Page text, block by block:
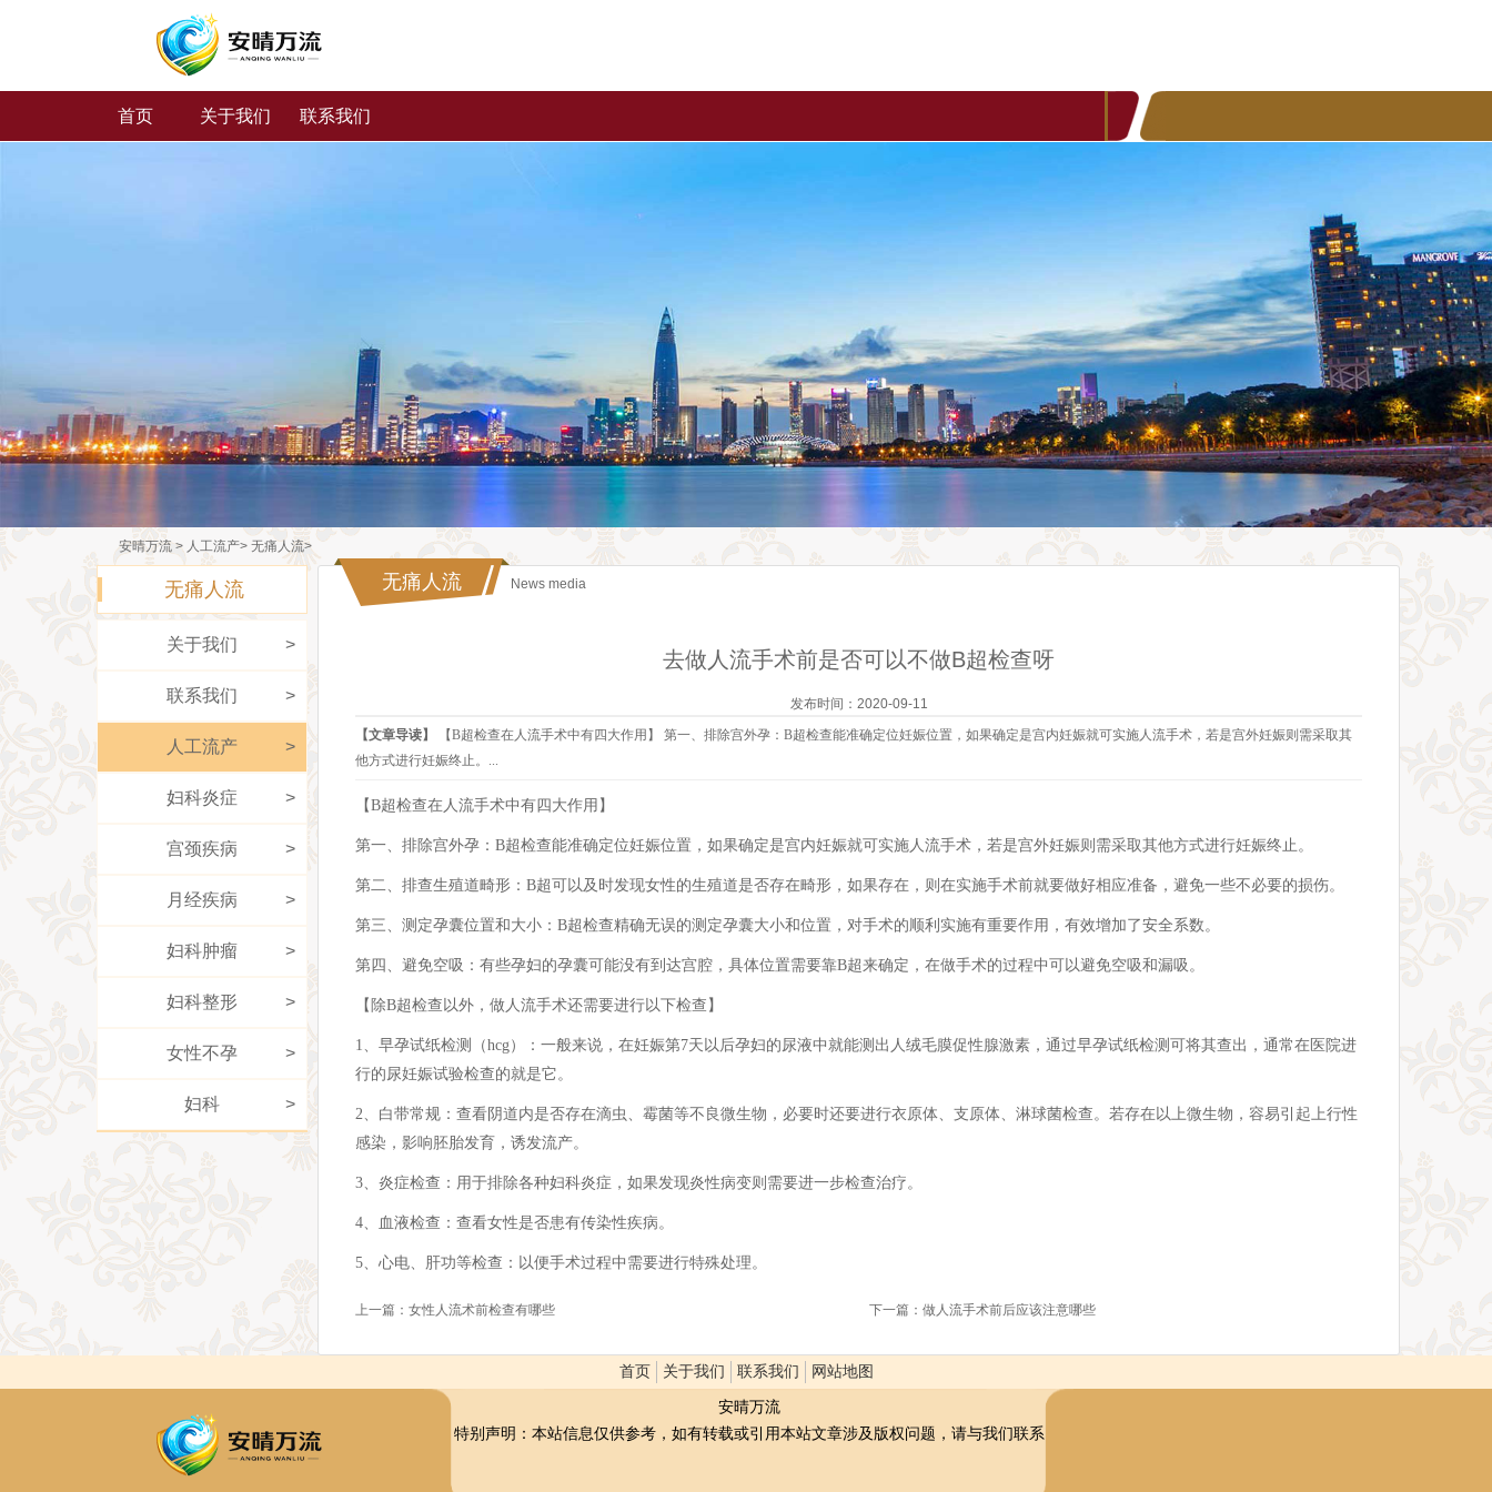
安晴万流
首页 关于我们 联系我们
安晴万流 > 人工流产> 无痛人流>
无痛人流
关于我们 >
联系我们 >
人工流产 >
妇科炎症 >
宫颈疾病 >
月经疾病 >
妇科肿瘤 >
妇科整形 >
女性不孕 >
妇科 >
无痛人流 News media
去做人流手术前是否可以不做B超检查呀
发布时间：2020-09-11
【文章导读】
【B超检查在人流手术中有四大作用】 第一、排除宫外孕：B超检查能准确定位妊娠位置，如果确定是宫内妊娠就可实施人流手术，若是宫外妊娠则需采取其
他方式进行妊娠终止。...
【B超检查在人流手术中有四大作用】
第一、排除宫外孕：B超检查能准确定位妊娠位置，如果确定是宫内妊娠就可实施人流手术，若是宫外妊娠则需采取其他方式进行妊娠终止。
第二、排查生殖道畸形：B超可以及时发现女性的生殖道是否存在畸形，如果存在，则在实施手术前就要做好相应准备，避免一些不必要的损伤。
第三、测定孕囊位置和大小：B超检查精确无误的测定孕囊大小和位置，对手术的顺利实施有重要作用，有效增加了安全系数。
第四、避免空吸：有些孕妇的孕囊可能没有到达宫腔，具体位置需要靠B超来确定，在做手术的过程中可以避免空吸和漏吸。
【除B超检查以外，做人流手术还需要进行以下检查】
1、早孕试纸检测（hcg）：一般来说，在妊娠第7天以后孕妇的尿液中就能测出人绒毛膜促性腺激素，通过早孕试纸检测可将其查出，通常在医院进
行的尿妊娠试验检查的就是它。
2、白带常规：查看阴道内是否存在滴虫、霉菌等不良微生物，必要时还要进行衣原体、支原体、淋球菌检查。若存在以上微生物，容易引起上行性
感染，影响胚胎发育，诱发流产。
3、炎症检查：用于排除各种妇科炎症，如果发现炎性病变则需要进一步检查治疗。
4、血液检查：查看女性是否患有传染性疾病。
5、心电、肝功等检查：以便手术过程中需要进行特殊处理。
上一篇： 女性人流术前检查有哪些 下一篇： 做人流手术前后应该注意哪些
首页 关于我们 联系我们 网站地图
安晴万流
特别声明：本站信息仅供参考，如有转载或引用本站文章涉及版权问题，请与我们联系